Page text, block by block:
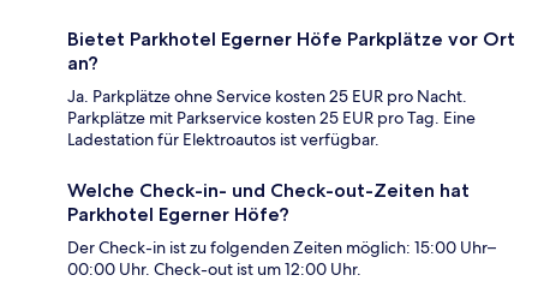
Bietet Parkhotel Egerner Höfe Parkplätze vor Ort
an?
Ja. Parkplätze ohne Service kosten 25 EUR pro Nacht.
Parkplätze mit Parkservice kosten 25 EUR pro Tag. Eine
Ladestation für Elektroautos ist verfügbar.
Welche Check-in- und Check-out-Zeiten hat
Parkhotel Egerner Höfe?
Der Check-in ist zu folgenden Zeiten möglich: 15:00 Uhr–
00:00 Uhr. Check-out ist um 12:00 Uhr.